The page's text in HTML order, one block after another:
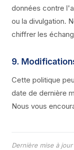
données contre
ou la divulgation.
chiffrer les
9.
Cette politique
date de dernière
Nous vous
Dernière mise à